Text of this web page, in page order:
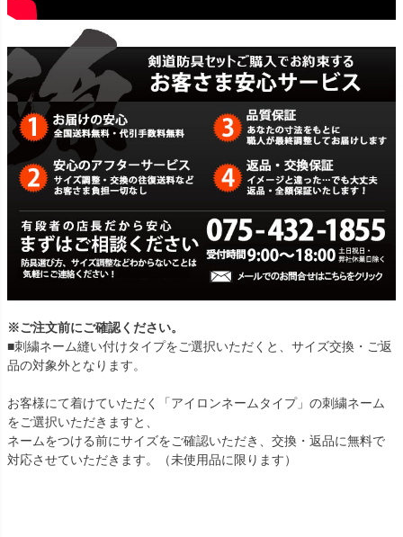
※ご注文前にご確認ください。
■刺繍ネーム縫い付けタイプをご選択いただくと、サイズ交換・ご返
品の対象外となります。
お客様にて着けていただく「アイロンネームタイプ」の刺繍ネーム
をご選択いただきますと、
ネームをつける前にサイズをご確認いただき、交換・返品に無料で
対応させていただきます。（未使用品に限ります）